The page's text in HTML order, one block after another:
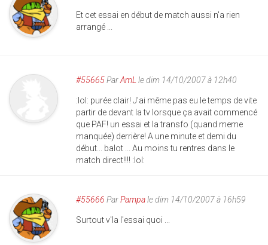
Et cet essai en début de match aussi n'a rien
arrangé ...
#55665ParAmL le dim 14/10/2007 à 12h40
:lol: purée clair! J'ai même pas eu le temps de vite
partir de devant la tv lorsque ça avait commencé
que PAF! un essai et la transfo (quand meme
manquée) derrière! A une minute et demi du
début... balot ... Au moins tu rentres dans le
match direct!!!! :lol:
#55666 ParPampale dim 14/10/2007 à 16h59
Surtout v'la l'essai quoi ...